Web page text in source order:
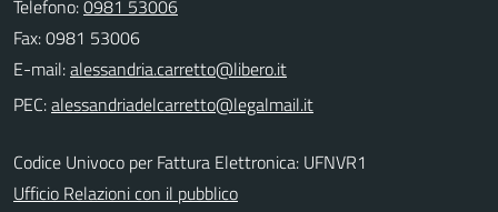
Telefono:0981 53006
Fax: 0981 53006
E-mail:
PEC:
Codice Univoco per Fattura Elettronica: UFNVR1
Ufficio Relazioni con il pubblico